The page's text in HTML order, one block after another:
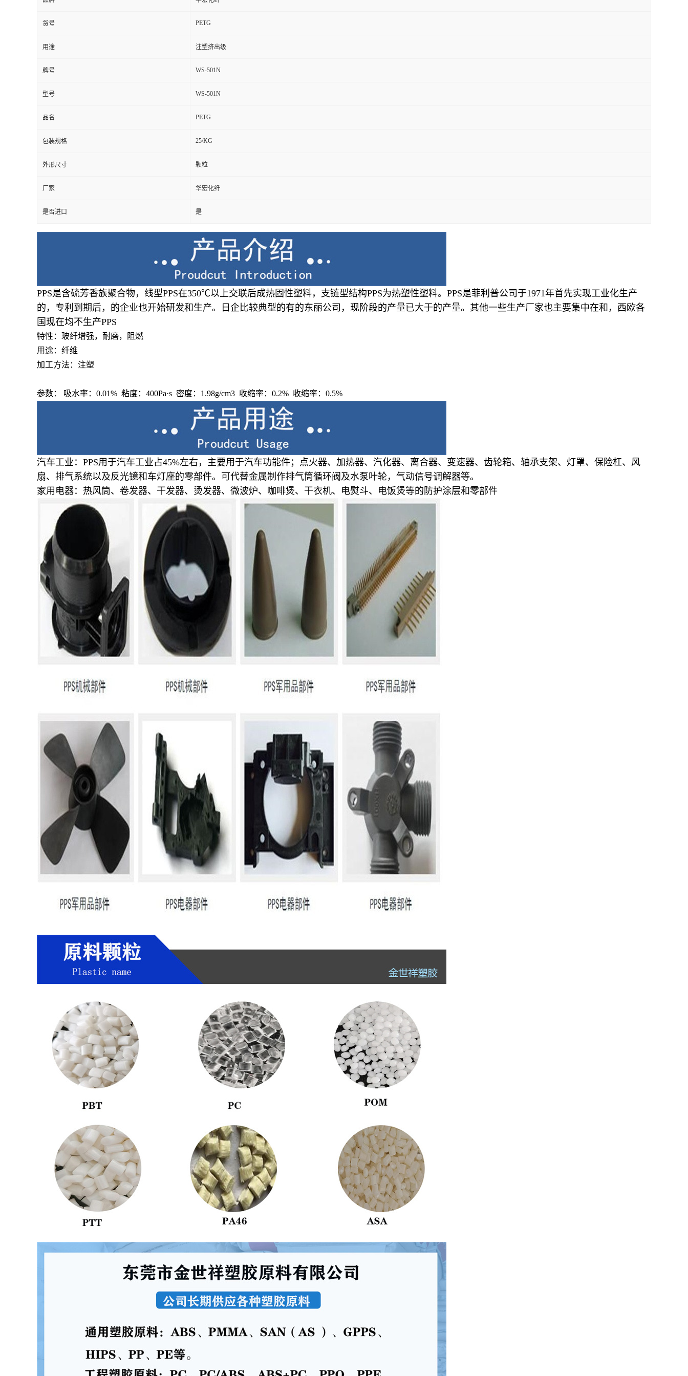
货号 PETG
用途 注塑挤出级
牌号 WS-501N
型号 WS-501N
品名 PETG
包装规格 25/KG
外形尺寸 颗粒
厂家 华宏化纤
是否进口 是
PPS是含硫芳香族聚合物，线型PPS在350℃以上交联后成热固性塑料，支链型结构PPS为热塑性塑料。PPS是菲利普公司于1971年首先实现工业化生产
的，专利到期后，的企业也开始研发和生产。日企比较典型的有的东丽公司，现阶段的产量已大于的产量。其他一些生产厂家也主要集中在和，西欧各
国现在均不生产PPS
特性：玻纤增强，耐磨，阻燃
用途：纤维
加工方法：注塑
参数： 吸水率：0.01% 粘度：400Pa·s 密度：1.98g/cm3 收缩率：0.2% 收缩率：0.5%
汽车工业：PPS用于汽车工业占45%左右，主要用于汽车功能件；点火器、加热器、汽化器、离合器、变速器、齿轮箱、轴承支架、灯罩、保险杠、风
扇、排气系统以及反光镜和车灯座的零部件。可代替金属制作排气筒循环阀及水泵叶轮，气动信号调解器等。
家用电器：热风筒、卷发器、干发器、烫发器、微波炉、咖啡煲、干衣机、电熨斗、电饭煲等的防护涂层和零部件